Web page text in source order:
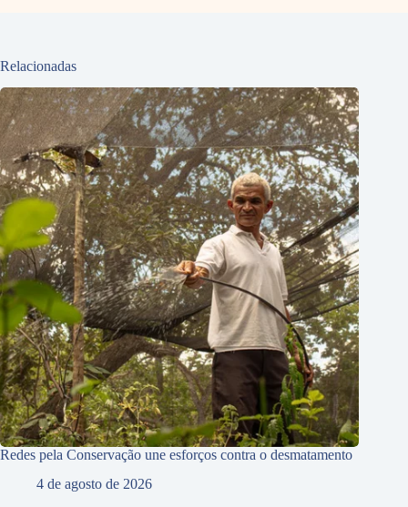
Relacionadas
Redes pela Conservação une esforços contra o desmatamento
4 de agosto de 2026